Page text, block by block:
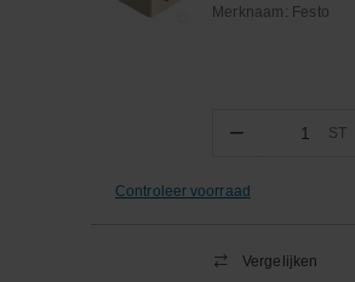
Merknaam: Festo
− Aantal
ST
Controleer voorraad
Vergelijken